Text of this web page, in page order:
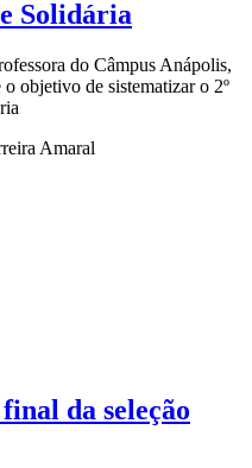
Solidária
do Câmpus Anápolis,
objetivo de sistematizar o 2º
Amaral
da seleção